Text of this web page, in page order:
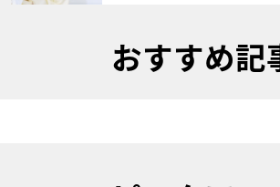
おすすめ記